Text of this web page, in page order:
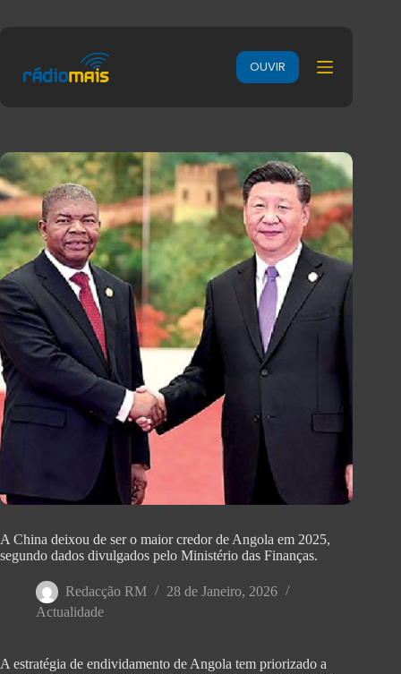
OUVIR
A China deixou de ser o maior credor de Angola em 2025,
segundo dados divulgados pelo Ministério das Finanças.
Redacção RM
28 de Janeiro, 2026
Actualidade
A estratégia de endividamento de Angola tem priorizado a